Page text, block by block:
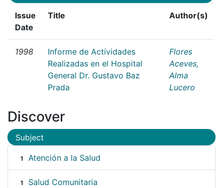
Issue
Date
Title Author(s)
1998
Informe de Actividades
Realizadas en el Hospital
General Dr. Gustavo Baz
Prada
Flores
Aceves,
Alma
Lucero
Discover
Subject
1 Atención a la Salud
1 Salud Comunitaria